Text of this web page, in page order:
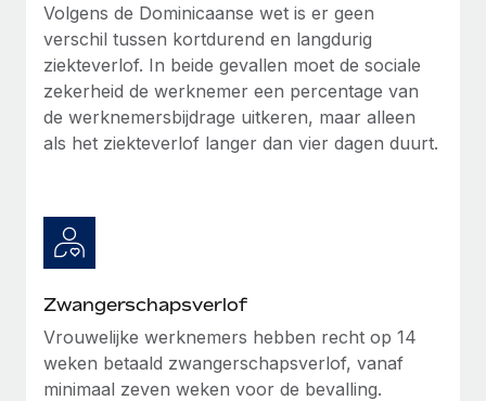
Hoe Phiture 55 werknemers in 19 landen
beheert met Remote
Phiture, een toonaangevende leider in de wereldwijde
mobiele groeiadviessector, zet zich sinds 2016...
Volgens de Dominicaanse wet is er geen
verschil tussen kortdurend en langdurig
ziekteverlof. In beide gevallen moet de sociale
zekerheid de werknemer een percentage van
de werknemersbijdrage uitkeren, maar alleen
als het ziekteverlof langer dan vier dagen duurt.
Zwangerschapsverlof
Vrouwelijke werknemers hebben recht op 14
weken betaald zwangerschapsverlof, vanaf
minimaal zeven weken voor de bevalling.